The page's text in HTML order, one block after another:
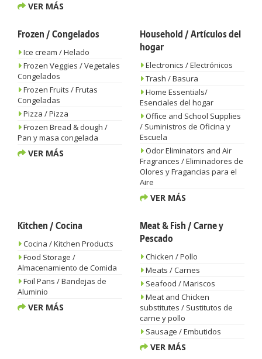
VER MÁS
Frozen / Congelados
Ice cream / Helado
Frozen Veggies / Vegetales
Congelados
Frozen Fruits / Frutas
Congeladas
Pizza / Pizza
Frozen Bread & dough /
Pan y masa congelada
VER MÁS
Household / Artículos del
hogar
Electronics / Electrónicos
Trash / Basura
Home Essentials/
Esenciales del hogar
Office and School Supplies
/ Suministros de Oficina y
Escuela
Odor Eliminators and Air
Fragrances / Eliminadores de
Olores y Fragancias para el
Aire
VER MÁS
Kitchen / Cocina
Cocina / Kitchen Products
Food Storage /
Almacenamiento de Comida
Foil Pans / Bandejas de
Aluminio
VER MÁS
Meat & Fish / Carne y
Pescado
Chicken / Pollo
Meats / Carnes
Seafood / Mariscos
Meat and Chicken
substitutes / Sustitutos de
carne y pollo
Sausage / Embutidos
VER MÁS